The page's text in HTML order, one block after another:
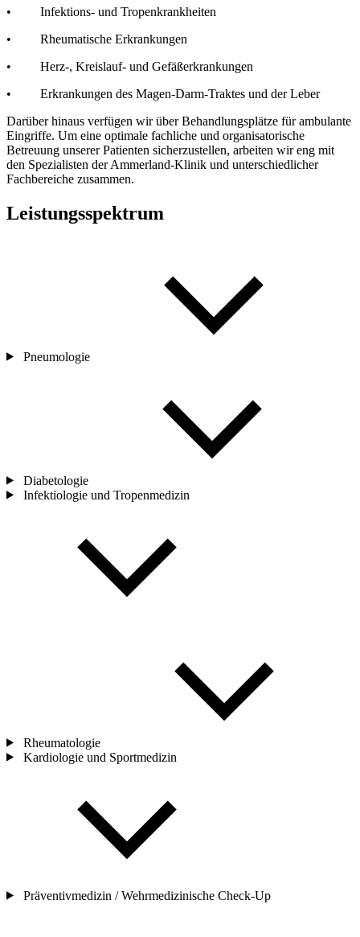
• Infektions- und Tropenkrankheiten
• Rheumatische Erkrankungen
• Herz-, Kreislauf- und Gefäßerkrankungen
• Erkrankungen des Magen-Darm-Traktes und der Leber
Darüber hinaus verfügen wir über Behandlungsplätze für ambulante
Eingriffe. Um eine optimale fachliche und organisatorische
Betreuung unserer Patienten sicherzustellen, arbeiten wir eng mit
den Spezialisten der Ammerland-Klinik und unterschiedlicher
Fachbereiche zusammen.
Leistungsspektrum
Pneumologie
Diabetologie
Infektiologie und Tropenmedizin
Rheumatologie
Kardiologie und Sportmedizin
Präventivmedizin / Wehrmedizinische Check-Up